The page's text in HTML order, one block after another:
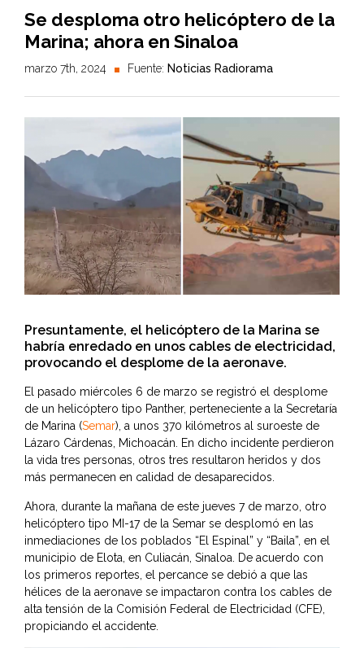
Se desploma otro helicóptero de la
Marina; ahora en Sinaloa
marzo 7th, 2024 Fuente: Noticias Radiorama
Presuntamente, el helicóptero de la Marina se
habría enredado en unos cables de electricidad,
provocando el desplome de la aeronave.
El pasado miércoles 6 de marzo se registró el desplome
de un helicóptero tipo Panther, perteneciente a la Secretaría
de Marina (Semar), a unos 370 kilómetros al suroeste de
Lázaro Cárdenas, Michoacán. En dicho incidente perdieron
la vida tres personas, otros tres resultaron heridos y dos
más permanecen en calidad de desaparecidos.
Ahora, durante la mañana de este jueves 7 de marzo, otro
helicóptero tipo MI-17 de la Semar se desplomó en las
inmediaciones de los poblados “El Espinal” y “Baila”, en el
municipio de Elota, en Culiacán, Sinaloa. De acuerdo con
los primeros reportes, el percance se debió a que las
hélices de la aeronave se impactaron contra los cables de
alta tensión de la Comisión Federal de Electricidad (CFE),
propiciando el accidente.